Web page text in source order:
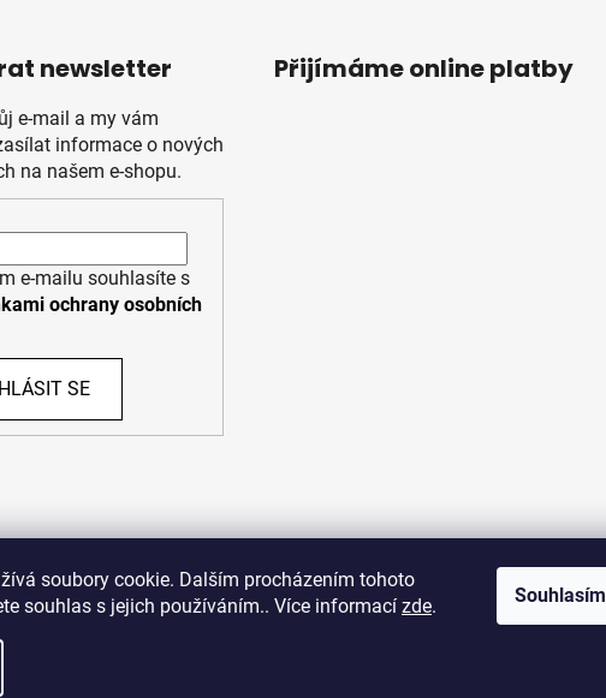
soubory cookie. Dalším procházením tohoto
souhlas s jejich používáním.. Více informací zde. Souhlasím
newsletter
e-mail a my vám
informace o nových
na našem e-shopu.
e-mailu souhlasíte s
ochrany osobních
SE
Přijímáme online platby
PPL UPS
(c) 2011 - 2026 zoo-branik.cz - Všechna práva vyhrazena